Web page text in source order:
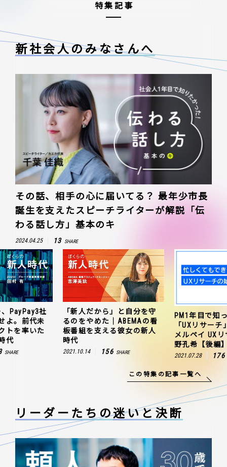
特集記事
新社会人のみなさんへ
その話、相手の心に届いてる？ 最年少市長
誕生を支えたスピーチライターが解説「伝
わる話し方」基本のキ
2024.04.25 13 SHARE
PayPay3社
よ。前代未
トを率いた
代
SHARE
「新人だから」と自分を守
るのをやめた｜ABEMAの看
板番組を支える彼女の新人
時代
2021.10.14 156 SHARE
PM1年目で知
「UXリサー
メルペイ UX
野孔希【後編
2021.07.28 176
この特集の記事一覧へ
リーダーたちの迷いと決断